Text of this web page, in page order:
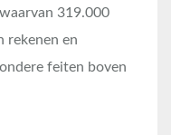
319.000
rekenen en
feiten boven